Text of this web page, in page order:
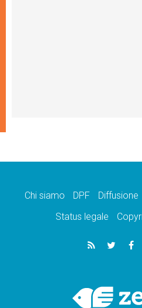
Chi siamo DPF Diffusione
Status legale